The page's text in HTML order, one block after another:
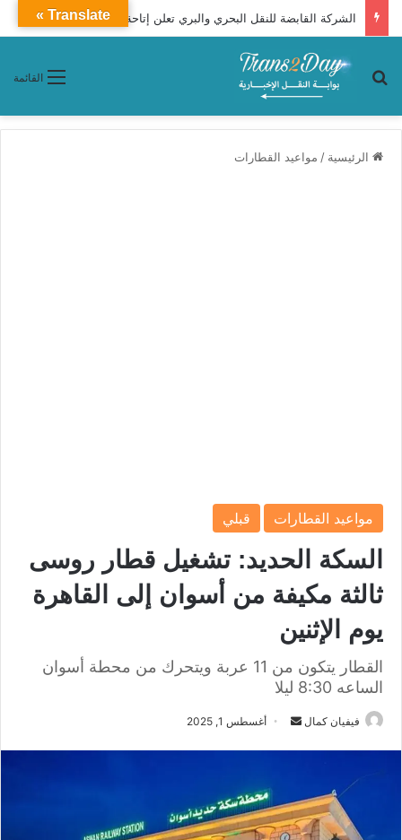
الشركة القابضة للنقل البحري والبري تعلن إتاحة حجز رحلات شركات نقل الركاب التابعة لها إلكترونيًا عبر تطبيق «سهل»
القائمة بحث عن
الرئيسية / مواعيد القطارات
مواعيد القطارات قبلي
السكة الحديد: تشغيل قطار روسى
ثالثة مكيفة من أسوان إلى القاهرة
يوم الإثنين
القطار يتكون من 11 عربة ويتحرك من محطة أسوان
الساعه 8:30 ليلا
فيفيان كمال
ب
ر
أغسطس 1, 2025
Translate »